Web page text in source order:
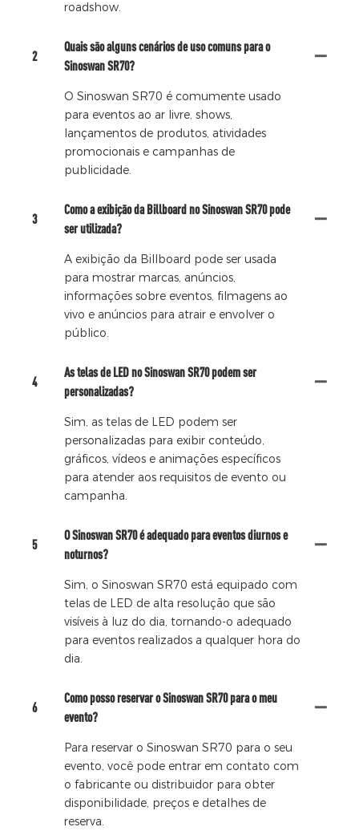
roadshow.
2
Quais são alguns cenários de uso comuns para o
Sinoswan SR70?
O Sinoswan SR70 é comumente usado
para eventos ao ar livre, shows,
lançamentos de produtos, atividades
promocionais e campanhas de
publicidade.
3
Como a exibição da Billboard no Sinoswan SR70 pode
ser utilizada?
A exibição da Billboard pode ser usada
para mostrar marcas, anúncios,
informações sobre eventos, filmagens ao
vivo e anúncios para atrair e envolver o
público.
4
As telas de LED no Sinoswan SR70 podem ser
personalizadas?
Sim, as telas de LED podem ser
personalizadas para exibir conteúdo,
gráficos, vídeos e animações específicos
para atender aos requisitos de evento ou
campanha.
5
O Sinoswan SR70 é adequado para eventos diurnos e
noturnos?
Sim, o Sinoswan SR70 está equipado com
telas de LED de alta resolução que são
visíveis à luz do dia, tornando-o adequado
para eventos realizados a qualquer hora do
dia.
6
Como posso reservar o Sinoswan SR70 para o meu
evento?
Para reservar o Sinoswan SR70 para o seu
evento, você pode entrar em contato com
o fabricante ou distribuidor para obter
disponibilidade, preços e detalhes de
reserva.